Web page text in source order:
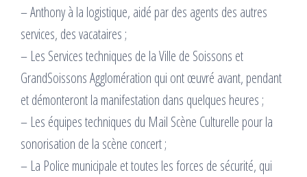
– Anthony à la logistique, aidé par des agents des autres
services, des vacataires ;
– Les Services techniques de la Ville de Soissons et
GrandSoissons Agglomération qui ont œuvré avant, pendant
et démonteront la manifestation dans quelques heures ;
– Les équipes techniques du Mail Scène Culturelle pour la
sonorisation de la scène concert ;
– La Police municipale et toutes les forces de sécurité, qui